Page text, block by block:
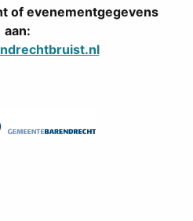
of evenementgegevens
aan: